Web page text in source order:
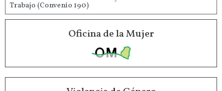
Trabajo (Convenio 190)
Oficina de la Mujer